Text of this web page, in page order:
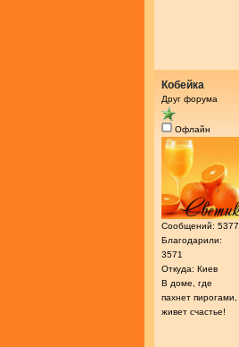
Кобейка
Друг форума
Офлайн
Сообщений: 5377
Благодарили:
3571
Откуда: Киев
В доме, где
пахнет пирогами,
живет счастье!